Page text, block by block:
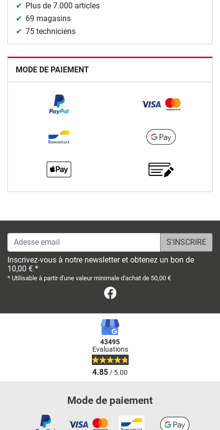
Plus de 7.000 articles
69 magasins
75 techniciens
MODE DE PAIEMENT
Adesse email
Inscrivez-vous à notre newsletter et obtenez un bon de
10,00 € *
* Utilisable à partir d'une valeur minimale d'achat de 50,00 €
43495
Evaluations
4.85/ 5.00
Mode de paiement